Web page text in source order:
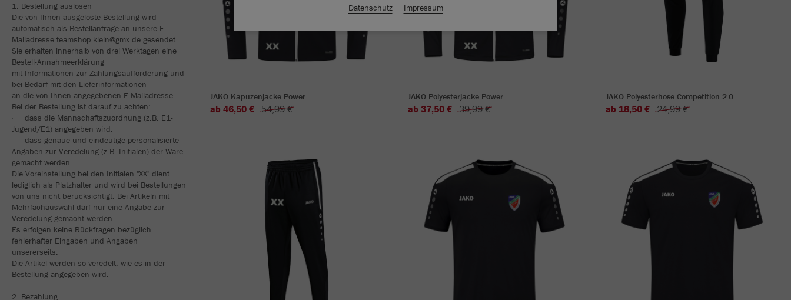
1. Bestellung auslösen
Die von Ihnen ausgelöste Bestellung wird
automatisch als Bestellanfrage an unsere E-
Mailadresse teamshop.klein@gmx.de gesendet.
Sie erhalten innerhalb von drei Werktagen eine
Bestell-Annahmeerklärung
mit Informationen zur Zahlungsaufforderung und
bei Bedarf mit den Lieferinformationen
an die von Ihnen angegebenen E-Mailadresse.
Bei der Bestellung ist darauf zu achten:
· dass die Mannschaftszuordnung (z.B. E1-
Jugend/E1) angegeben wird.
· dass genaue und eindeutige personalisierte
Angaben zur Veredelung (z.B. Initialen) der Ware
gemacht werden.
Die Voreinstellung bei den Initialen "XX" dient
lediglich als Platzhalter und wird bei Bestellungen
von uns nicht berücksichtigt. Bei Artikeln mit
Mehrfachauswahl darf nur eine Angabe zur
Veredelung gemacht werden.
Es erfolgen keine Rückfragen bezüglich
fehlerhafter Eingaben und Angaben
unsererseits.
Die Artikel werden so veredelt, wie es in der
Bestellung angegeben wird.
2. Bezahlung
JAKO Kapuzenjacke Power
ab 46,50 € 54,99 €
JAKO Polyesterjacke Power
ab 37,50 € 39,99 €
JAKO Polyesterhose Competition 2.0
ab 18,50 € 24,99 €
Datenschutz Impressum